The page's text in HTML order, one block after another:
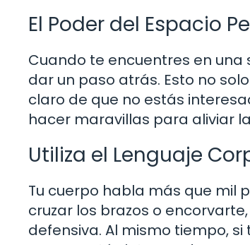
El Poder del Espacio
Cuando te encuentres en
dar un paso atrás. Esto no
claro de que no estás
hacer maravillas para aliviar
Utiliza el Lenguaje
Tu cuerpo habla más que mil
cruzar los brazos o
defensiva. Al mismo tiempo,